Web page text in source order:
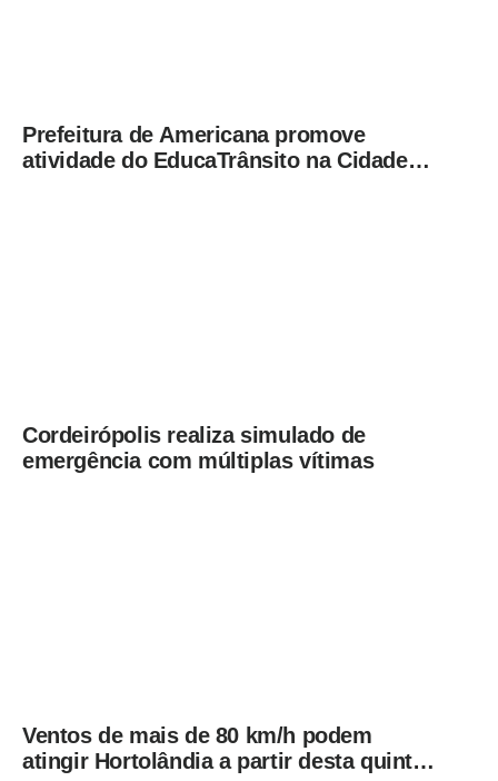
Prefeitura de Americana promove
atividade do EducaTrânsito na Cidade
Cordeirópolis realiza simulado de
emergência com múltiplas vítimas
Ventos de mais de 80 km/h podem
atingir Hortolândia a partir desta quinta-